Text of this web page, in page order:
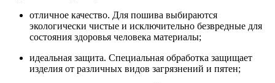
отличное качество. Для пошива выбираются
экологически чистые и исключительно безвредные для
состояния здоровья человека материалы;
идеальная защита. Специальная обработка защищает
изделия от различных видов загрязнений и пятен;